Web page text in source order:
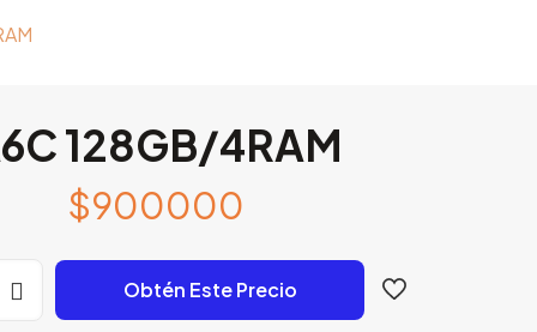
128GB/4RAM
$900000
Obtén Este Precio